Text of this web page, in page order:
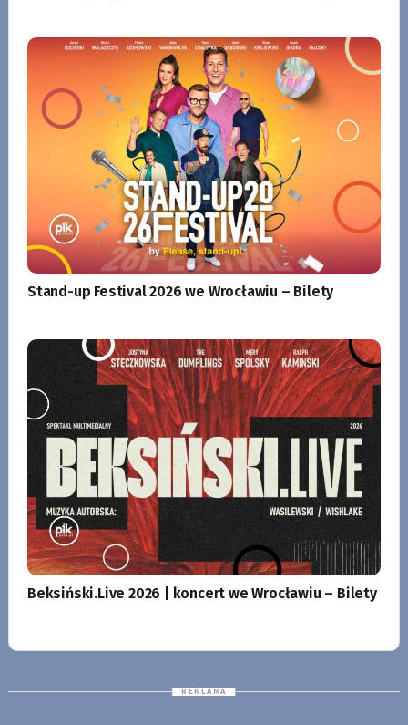
Stand-up Festival 2026 we Wrocławiu – Bilety
Beksiński.Live 2026 | koncert we Wrocławiu – Bilety